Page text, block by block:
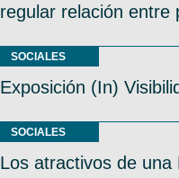
regular relación entre
SOCIALES
Exposición (In)
SOCIALES
Los atractivos de una